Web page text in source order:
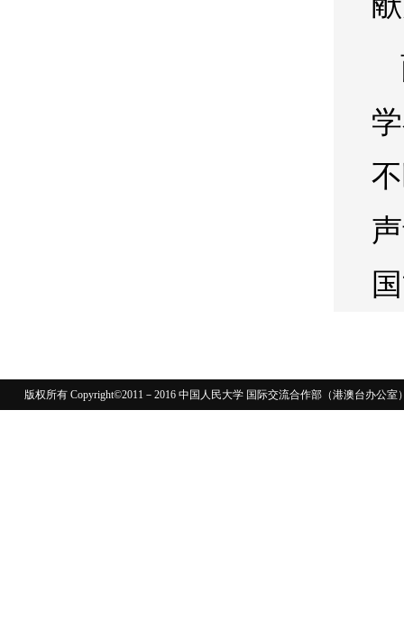
版权所有 Copyright©2011－2016 中国人民大学 国际交流合作部（港澳台办